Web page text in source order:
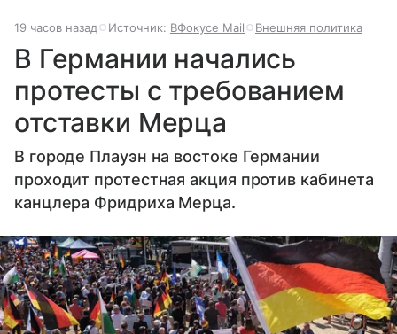
19 часов назад Источник: ВФокусе Mail Внешняя политика
В Германии начались
протесты с требованием
отставки Мерца
В городе Плауэн на востоке Германии
проходит протестная акция против кабинета
канцлера Фридриха Мерца.